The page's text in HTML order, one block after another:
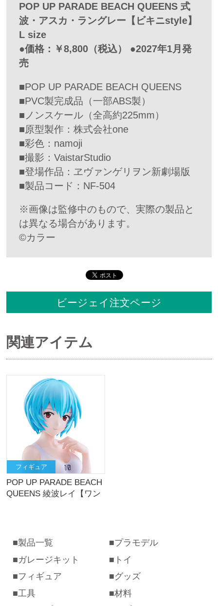
POP UP PARADE BEACH QUEENS 式
波・アスカ・ラングレー【ビキニstyle】
L size
●価格：￥8,800（税込） ●2027年1月発
売
■POP UP PARADE BEACH QUEENS
■PVC製完成品（一部ABS製）
■ノンスケール（全高約225mm）
■原型製作：株式会社one
■彩色：namoji
■撮影：VaistarStudio
■登場作品：ヱヴァンゲリヲン新劇場版
■製品コード：NF-504
※画像は監修中のもので、実際の製品と
は異なる場合があります。
©カラー
ビージェイ注文ページ
関連アイテム
フィギュア
POP UP PARADE BEACH
QUEENS 綾波レイ【ワン
製品一覧
プラモデル
ガレージキット
トイ
フィギュア
グッズ
工具
材料